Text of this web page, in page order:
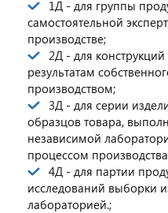
1Д - для группы
самостоятельной
производстве;
2Д - для
результатам
производством;
3Д - для серии
образцов товара,
независимой
процессом
4Д - для партии
исследований выборки
лабораторией.;